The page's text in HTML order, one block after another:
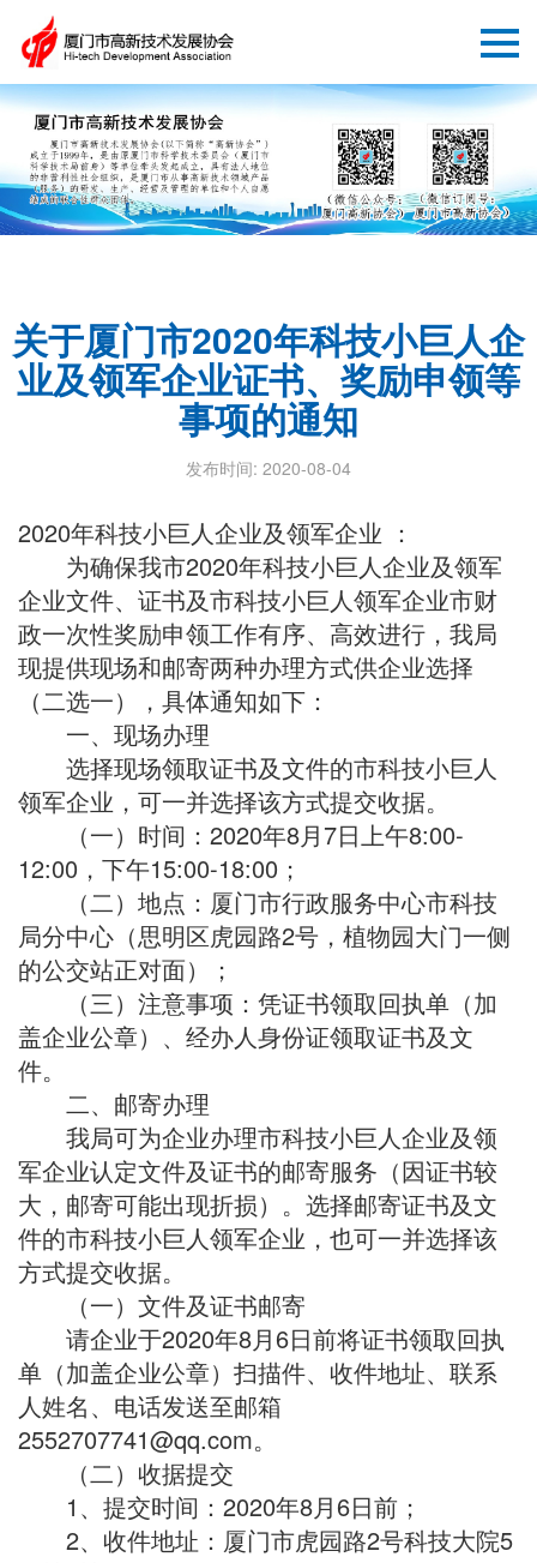
关于厦门市2020年科技小巨人企
业及领军企业证书、奖励申领等
事项的通知
发布时间: 2020-08-04
2020年科技小巨人企业及领军企业 ：
为确保我市2020年科技小巨人企业及领军
企业文件、证书及市科技小巨人领军企业市财
政一次性奖励申领工作有序、高效进行，我局
现提供现场和邮寄两种办理方式供企业选择
（二选一），具体通知如下：
一、现场办理
选择现场领取证书及文件的市科技小巨人
领军企业，可一并选择该方式提交收据。
（一）时间：2020年8月7日上午8:00-
12:00，下午15:00-18:00；
（二）地点：厦门市行政服务中心市科技
局分中心（思明区虎园路2号，植物园大门一侧
的公交站正对面）；
（三）注意事项：凭证书领取回执单（加
盖企业公章）、经办人身份证领取证书及文
件。
二、邮寄办理
我局可为企业办理市科技小巨人企业及领
军企业认定文件及证书的邮寄服务（因证书较
大，邮寄可能出现折损）。选择邮寄证书及文
件的市科技小巨人领军企业，也可一并选择该
方式提交收据。
（一）文件及证书邮寄
请企业于2020年8月6日前将证书领取回执
单（加盖企业公章）扫描件、收件地址、联系
人姓名、电话发送至邮箱
2552707741@qq.com。
（二）收据提交
1、提交时间：2020年8月6日前；
2、收件地址：厦门市虎园路2号科技大院5